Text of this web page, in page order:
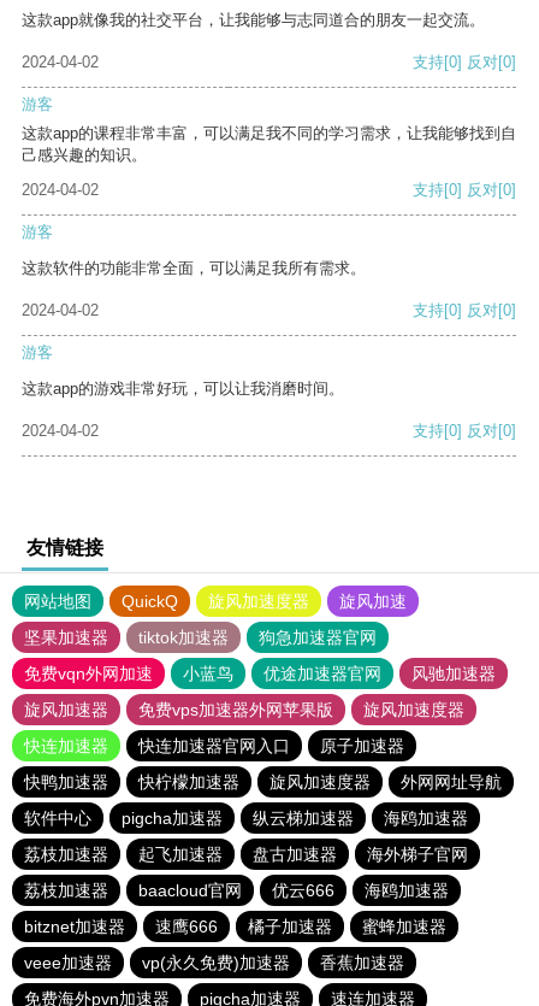
这款app就像我的社交平台，让我能够与志同道合的朋友一起交流。
2024-04-02 支持[0] 反对[0]
游客
这款app的课程非常丰富，可以满足我不同的学习需求，让我能够找到自
己感兴趣的知识。
2024-04-02
支持[0] 反对[0]
游客
这款软件的功能非常全面，可以满足我所有需求。
2024-04-02 支持[0] 反对[0]
游客
这款app的游戏非常好玩，可以让我消磨时间。
2024-04-02 支持[0] 反对[0]
友情链接
网站地图 QuickQ 旋风加速度器
旋风加速
坚果加速器
tiktok加速器
狗急加速器官网
免费vqn外网加速
小蓝鸟 优途加速器官网
风驰加速器
旋风加速器
免费vps加速器外网苹果版
旋风加速度器
快连加速器
快连加速器官网入口
原子加速器
快鸭加速器
快柠檬加速器 旋风加速度器
外网网址导航
软件中心
pigcha加速器 纵云梯加速器
海鸥加速器
荔枝加速器
起飞加速器 盘古加速器
海外梯子官网
荔枝加速器
baacloud官网 优云666
海鸥加速器
bitznet加速器
速鹰666 橘子加速器
蜜蜂加速器
veee加速器
vp(永久免费)加速器
香蕉加速器
免费海外pvn加速器
pigcha加速器 速连加速器